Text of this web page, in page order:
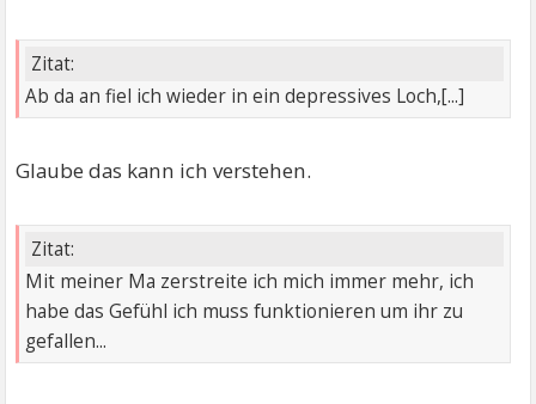
Zitat:
Ab da an fiel ich wieder in ein depressives Loch,[...]
Glaube das kann ich verstehen.
Zitat:
Mit meiner Ma zerstreite ich mich immer mehr, ich
habe das Gefühl ich muss funktionieren um ihr zu
gefallen...